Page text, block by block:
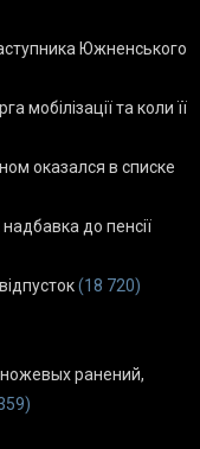
Южненського
мобілізації та коли її
оказался в списке
до пенсії
(18 720)
ранений,